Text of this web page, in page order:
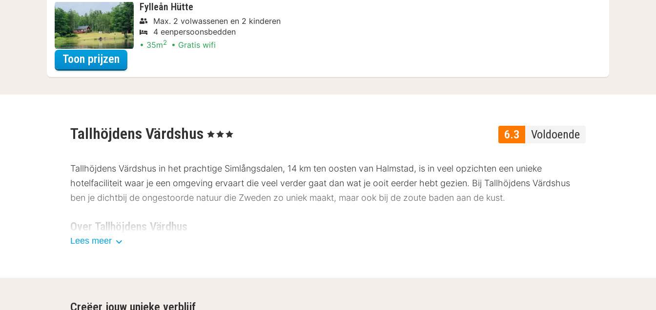
Fylleån Hütte
Max. 2 volwassenen en 2 kinderen
4 eenpersoonsbedden
35m2 Gratis wifi
Toon prijzen
6.3 Voldoende
Tallhöjdens Värdshus , 3 Sterren
Tallhöjdens Värdshus in het prachtige Simlångsdalen, 14 km ten oosten van Halmstad, is in veel opzichten een unieke
hotelfaciliteit waar je een omgeving ervaart die veel verder gaat dan wat je ooit eerder hebt gezien. Bij Tallhöjdens Värdshus
ben je dichtbij de ongestoorde natuur die Zweden zo uniek maakt, maar ook bij de zoute baden aan de kust.
Over Tallhöjdens Värdhus
De herberg beschikt over 8 tweepersoons-/eenpersoonskamers in het hoofdgebouw en 10 blokhutten, allemaal met twee
Lees meer
Creëer jouw unieke verblijf